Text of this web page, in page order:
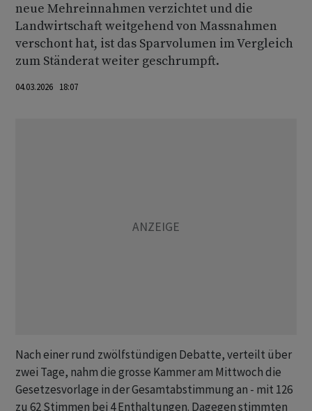
neue Mehreinnahmen verzichtet und die
Landwirtschaft weitgehend von Massnahmen
verschont hat, ist das Sparvolumen im Vergleich
zum Ständerat weiter geschrumpft.
04.03.2026 18:07
Nach einer rund zwölfstündigen Debatte, verteilt über
zwei Tage, nahm die grosse Kammer am Mittwoch die
Gesetzesvorlage in der Gesamtabstimmung an - mit 126
zu 62 Stimmen bei 4 Enthaltungen. Dagegen stimmten